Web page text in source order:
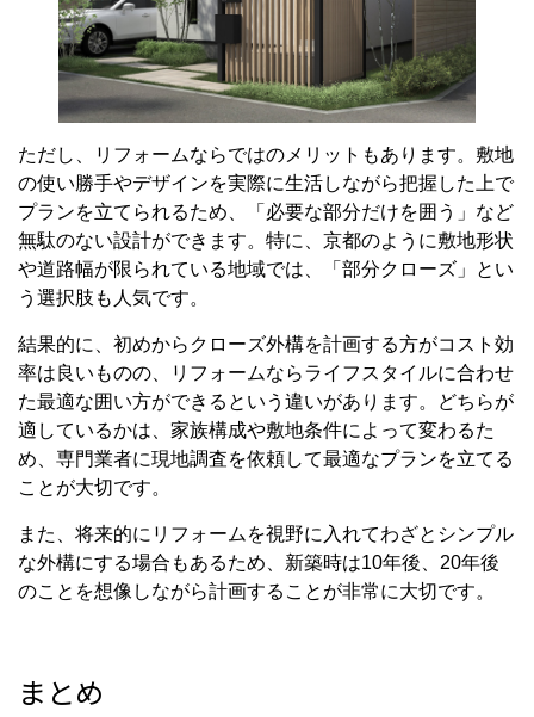
ただし、リフォームならではのメリットもあります。敷地
の使い勝手やデザインを実際に生活しながら把握した上で
プランを立てられるため、「必要な部分だけを囲う」など
や道路幅が限られている地域では、「部分クローズ」とい
う選択肢も人気です。
結果的に、初めからクローズ外構を計画する方がコスト効
率は良いものの、リフォームならライフスタイルに合わせ
た最適な囲い方ができるという違いがあります。どちらが
め、専門業者に現地調査を依頼して最適なプランを立てる
ことが大切です。
また、将来的にリフォームを視野に入れてわざとシンプル
な外構にする場合もあるため、新築時は10年後、20年後
のことを想像しながら計画することが非常に大切です。
まとめ